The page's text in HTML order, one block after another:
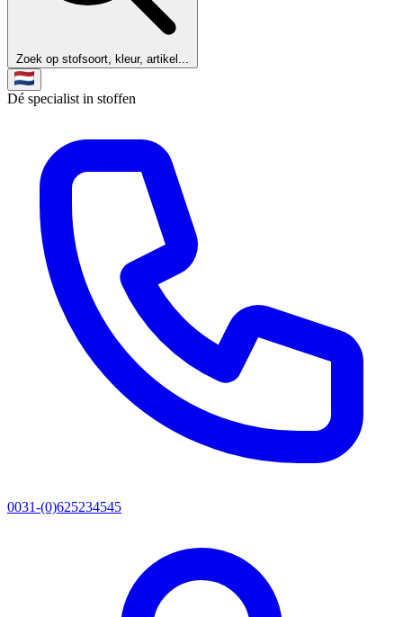
Zoek op stofsoort, kleur, artikel...
Dé specialist in stoffen
0031-(0)625234545